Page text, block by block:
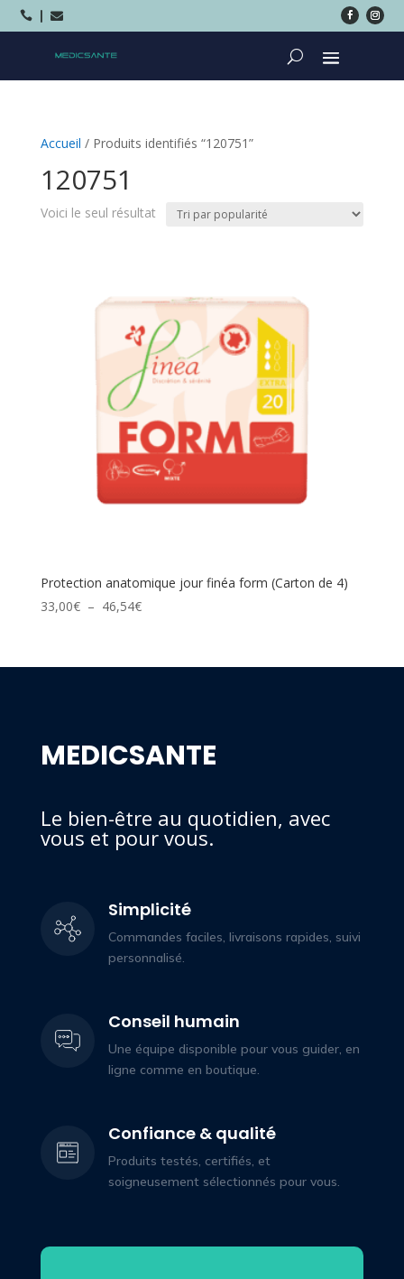
 
Accueil / Produits identifiés “120751”
120751
Voici le seul résultat
Protection anatomique jour finéa form (Carton de 4)
33,00€ – 46,54€Plage
33,00€
MEDICSANTE
Le bien-être au quotidien, avec
vous et pour vous.
Simplicité
Commandes faciles, livraisons rapides, suivi
personnalisé.
Conseil humain
Une équipe disponible pour vous guider, en
ligne comme en boutique.
Confiance & qualité
Produits testés, certifiés, et
soigneusement sélectionnés pour vous.